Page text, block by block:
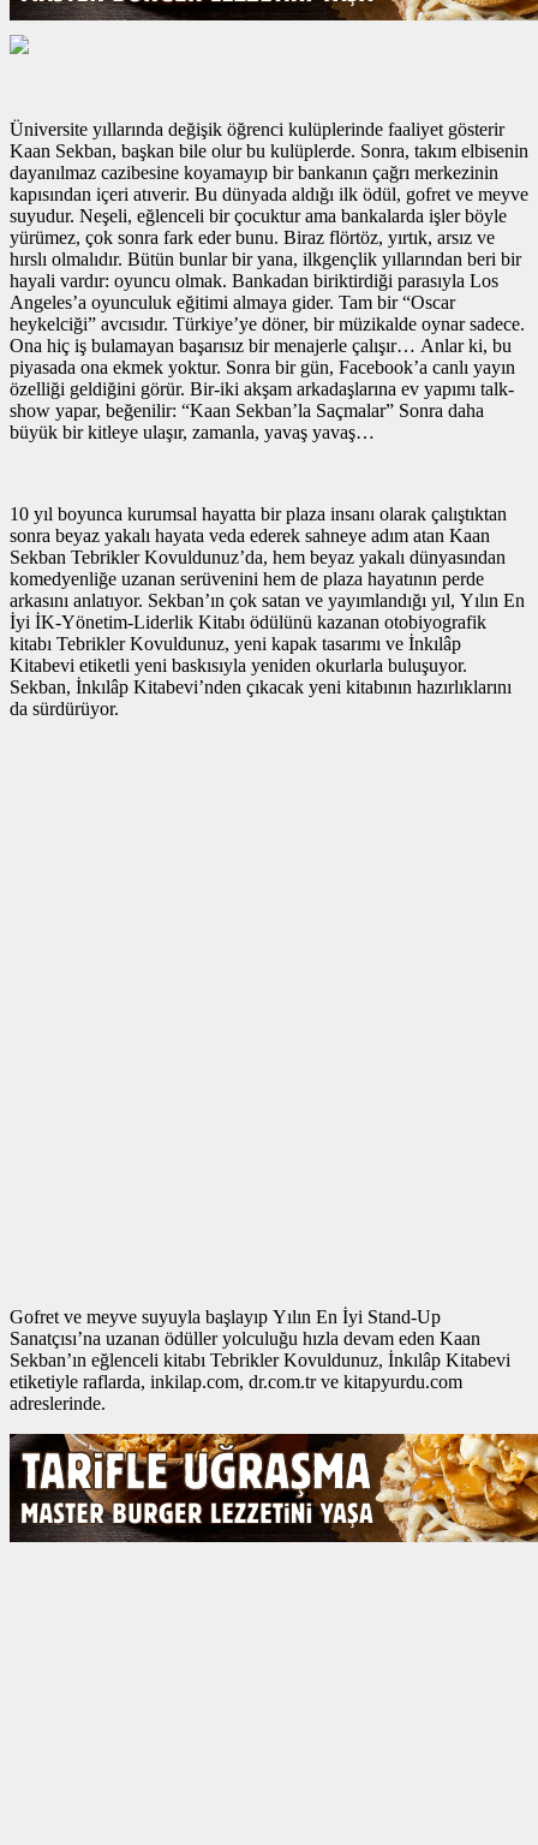
Üniversite yıllarında değişik öğrenci kulüplerinde faaliyet gösterir
Kaan Sekban, başkan bile olur bu kulüplerde. Sonra, takım elbisenin
dayanılmaz cazibesine koyamayıp bir bankanın çağrı merkezinin
kapısından içeri atıverir. Bu dünyada aldığı ilk ödül, gofret ve meyve
suyudur. Neşeli, eğlenceli bir çocuktur ama bankalarda işler böyle
yürümez, çok sonra fark eder bunu. Biraz flörtöz, yırtık, arsız ve
hırslı olmalıdır. Bütün bunlar bir yana, ilkgençlik yıllarından beri bir
hayali vardır: oyuncu olmak. Bankadan biriktirdiği parasıyla Los
Angeles’a oyunculuk eğitimi almaya gider. Tam bir “Oscar
heykelciği” avcısıdır. Türkiye’ye döner, bir müzikalde oynar sadece.
Ona hiç iş bulamayan başarısız bir menajerle çalışır… Anlar ki, bu
piyasada ona ekmek yoktur. Sonra bir gün, Facebook’a canlı yayın
özelliği geldiğini görür. Bir-iki akşam arkadaşlarına ev yapımı talk-
show yapar, beğenilir: “Kaan Sekban’la Saçmalar” Sonra daha
büyük bir kitleye ulaşır, zamanla, yavaş yavaş…
10 yıl boyunca kurumsal hayatta bir plaza insanı olarak çalıştıktan
sonra beyaz yakalı hayata veda ederek sahneye adım atan Kaan
Sekban Tebrikler Kovuldunuz’da, hem beyaz yakalı dünyasından
komedyenliğe uzanan serüvenini hem de plaza hayatının perde
arkasını anlatıyor. Sekban’ın çok satan ve yayımlandığı yıl, Yılın En
İyi İK-Yönetim-Liderlik Kitabı ödülünü kazanan otobiyografik
kitabı Tebrikler Kovuldunuz, yeni kapak tasarımı ve İnkılâp
Kitabevi etiketli yeni baskısıyla yeniden okurlarla buluşuyor.
Sekban, İnkılâp Kitabevi’nden çıkacak yeni kitabının hazırlıklarını
da sürdürüyor.
Gofret ve meyve suyuyla başlayıp Yılın En İyi Stand-Up
Sanatçısı’na uzanan ödüller yolculuğu hızla devam eden Kaan
Sekban’ın eğlenceli kitabı Tebrikler Kovuldunuz, İnkılâp Kitabevi
etiketiyle raflarda, inkilap.com, dr.com.tr ve kitapyurdu.com
adreslerinde.